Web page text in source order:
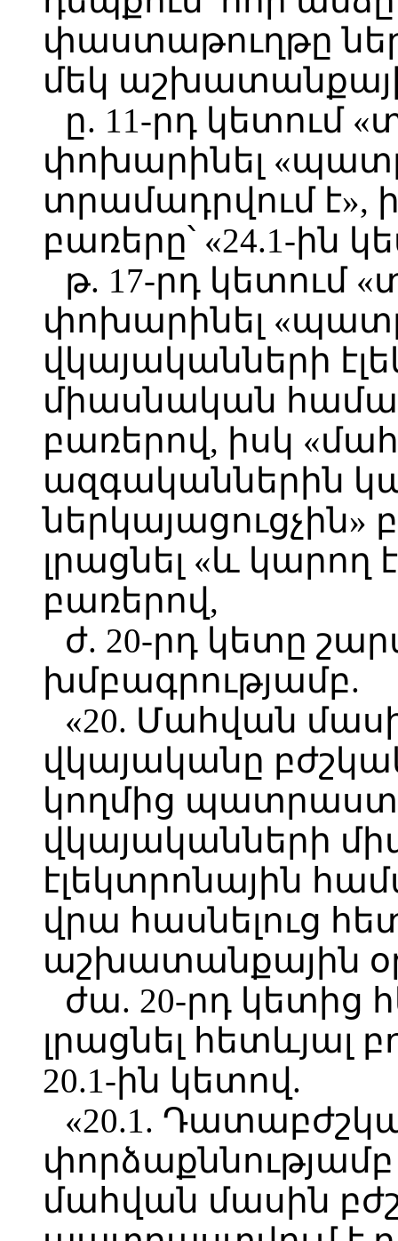
փաստաթուղթը
մեկ
ը. 11-րդ կետում
փոխարինել
տրամադրվում է»,
բառերը՝ «24.1-ին
թ. 17-րդ կետում
փոխարինել
վկայականների
միասնական
բառերով, իսկ
ազգականներին
լրացնել «և կարող
բառերով,
ժ. 20-րդ կետը
խմբագրությամբ.
«20. Մահվան
վկայականը
կողմից
վկայականների
էլեկտրոնային
վրա հասնելուց
աշխատանքային
ժա. 20-րդ կետից
լրացնել հետևյալ
20.1-ին կետով.
«20.1.
մահվան մասին